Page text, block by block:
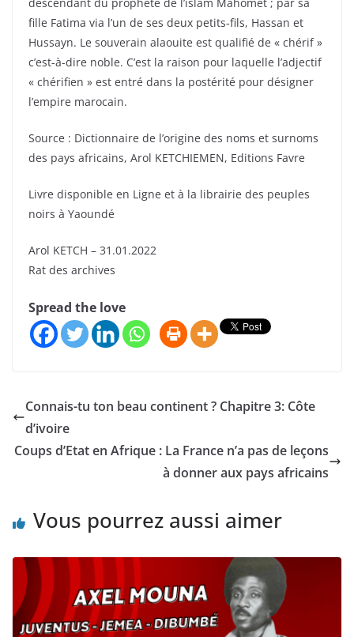
descendant du prophète de l’islam Mahomet ; par sa
fille Fatima via l’un de ses deux petits-fils, Hassan et
Hussayn. Le souverain alaouite est qualifié de « chérif »
c’est-à-dire noble. C’est la raison pour laquelle l’adjectif
« chérifien » est entré dans la postérité pour désigner
l’empire marocain.
Source : Dictionnaire de l’origine des noms et surnoms
des pays africains, Arol KETCHIEMEN, Editions Favre
Livre disponible en Ligne et à la librairie des peuples
noirs à Yaoundé
Arol KETCH – 31.01.2022
Rat des archives
Spread the love
Connais-tu ton beau continent ? Chapitre 3: Côte
d’ivoire
Coups d’Etat en Afrique : La France n’a pas de leçons
à donner aux pays africains
Vous pourrez aussi aimer